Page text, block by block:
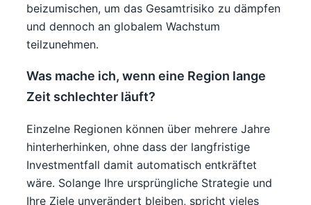
beizumischen, um das Gesamtrisiko zu dämpfen
und dennoch an globalem Wachstum
teilzunehmen.
Was mache ich, wenn eine Region lange
Zeit schlechter läuft?
Einzelne Regionen können über mehrere Jahre
hinterherhinken, ohne dass der langfristige
Investmentfall damit automatisch entkräftet
wäre. Solange Ihre ursprüngliche Strategie und
Ihre Ziele unverändert bleiben, spricht vieles